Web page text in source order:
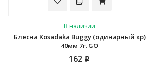
В наличии
Блесна Kosadaka Buggy (одинарный кр)
40мм 7г. GO
162 Р